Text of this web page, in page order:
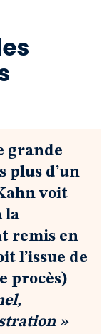
grande
plus d’un
voit
la
remis en
l’issue de
procès)
»